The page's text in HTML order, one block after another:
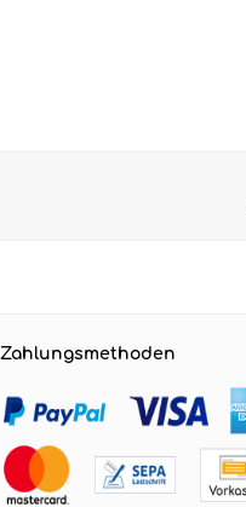
Zahlungsmethoden